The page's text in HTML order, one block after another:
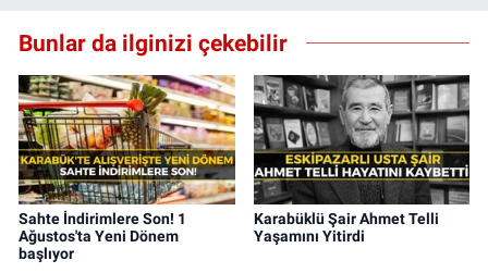
Bunlar da ilginizi çekebilir
Sahte İndirimlere Son! 1
Ağustos'ta Yeni Dönem
başlıyor
Karabüklü Şair Ahmet Telli
Yaşamını Yitirdi